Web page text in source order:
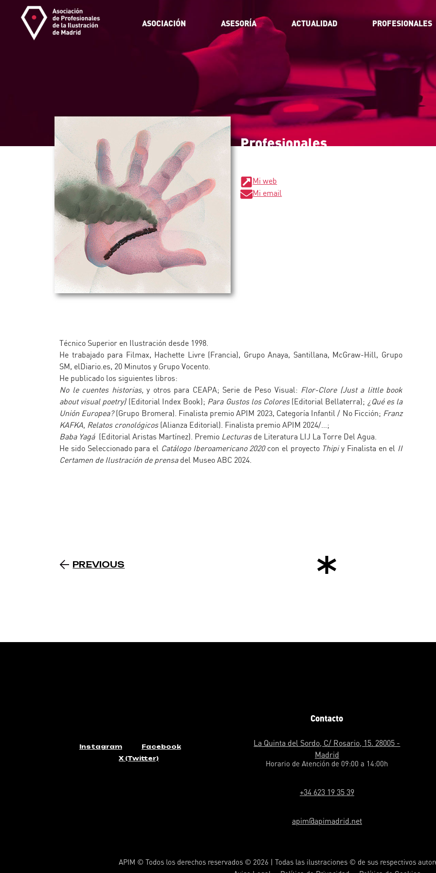
ASOCIACIÓN ASESORÍA ACTUALIDAD PROFESIONALES
Profesionales_
Mi web
Mi email
Técnico Superior en Ilustración desde 1998.
He trabajado para Filmax, Hachette Livre (Francia), Grupo Anaya, Santillana, McGraw-Hill, Grupo
SM, elDiario.es, 20 Minutos y Grupo Vocento.
He publicado los siguientes libros:
No le cuentes historias, y otros para CEAPA; Serie de Peso Visual: Flor-Clore (Just a little book
about visual poetry) (Editorial Index Book); Para Gustos los Colores (Editorial Bellaterra); ¿Qué es la
Unión Europea?(Grupo Bromera). Finalista premio APIM 2023, Categoría Infantil / No Ficción; Franz
KAFKA, Relatos cronológicos (Alianza Editorial). Finalista premio APIM 2024/…;
Baba Yagá (Editorial Aristas Martínez). Premio Lecturasde Literatura LIJ La Torre Del Agua.
He sido Seleccionado para el Catálogo Iberoamericano 2020con el proyecto Thipiy Finalista en el II
Certamen de Ilustración de prensadel Museo ABC 2024.
PREVIOUS
Instagram
Facebook
X (Twitter)
Contacto
La Quinta del Sordo, C/ Rosario, 15. 28005 -
Madrid
Horario de Atención de 09:00 a 14:00h
+34 623 19 35 39
apim@apimadrid.net
APIM © Todos los derechos reservados © 2026 | Todas las ilustraciones © de sus respectivos